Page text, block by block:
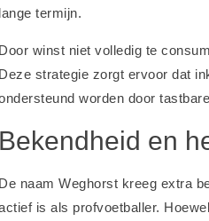
lange termijn.
Door winst niet volledig te
Deze strategie zorgt ervoor dat
worden door
Bekendheid en
De naam Weghorst kreeg extra
is als profvoetballer.